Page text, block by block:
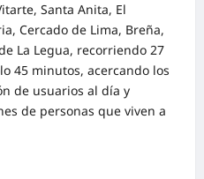
Santa Anita, El
Cercado de Lima, Breña,
La Legua, recorriendo 27
45 minutos, acercando los
de usuarios al día y
de personas que viven a